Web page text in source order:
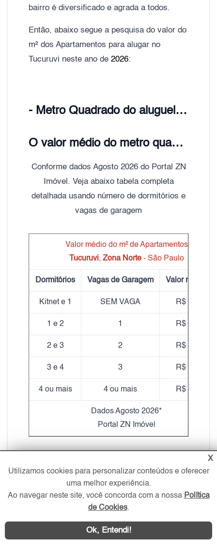
bairro é diversificado e agrada a todos.
Então, abaixo segue a pesquisa do valor do
m² dos Apartamentos para alugar no
Tucuruvi neste ano de 2026:
- Metro Quadrado do aluguel Tucuruvi, Zona Norte de São Paulo;
O valor médio do metro quadrado do aluguel de Apartamentos Tucuruvi é de R$ 27,00
Conforme dados Agosto 2026 do Portal ZN
Imóvel. Veja abaixo tabela completa
detalhada usando número de dormitórios e
vagas de garagem
Valor médio do m² de Apartamentos
Tucuruvi, Zona Norte- São Paulo
Dormitórios Vagas de Garagem Valor médio m²
Kitnet e 1 SEM VAGA R$ 38,71
1 e 2 1 R$ 25,58
2 e 3 2 R$ 24,76
3 e 4 3 R$ 24,30
4 ou mais 4 ou mais R$ 20,48
Dados Agosto 2026*
Portal ZN Imóvel
*Fonte de pesquisa: O Portal utiliza seu próprio
banco de dados de anúncios para calcular a média
de preços apresentada na tabela. A análise
considera imóveis com as mesmas características
vagas. No entanto, os valores podem variar devido
a outros fatores, como padrão de acabamento,
X
Utilizamos cookies para personalizar conteúdos e oferecer
uma melhor experiência.
Ao navegar neste site, você concorda com a nossa Política
de Cookies.
Ok, Entendi!